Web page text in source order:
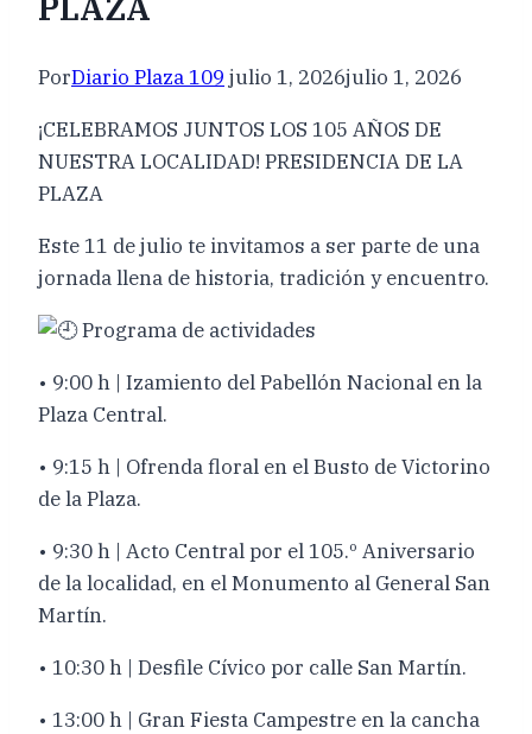
PorDiario Plaza 109 julio 1, 2026julio 1, 2026
¡CELEBRAMOS JUNTOS LOS 105 AÑOS DE
NUESTRA LOCALIDAD! PRESIDENCIA DE LA
PLAZA
Este 11 de julio te invitamos a ser parte de una
jornada llena de historia, tradición y encuentro.
Programa de actividades
• 9:00 h | Izamiento del Pabellón Nacional en la
Plaza Central.
• 9:15 h | Ofrenda floral en el Busto de Victorino
de la Plaza.
• 9:30 h | Acto Central por el 105.º Aniversario
de la localidad, en el Monumento al General San
Martín.
• 10:30 h | Desfile Cívico por calle San Martín.
• 13:00 h | Gran Fiesta Campestre en la cancha